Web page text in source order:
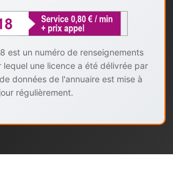
est un numéro de renseignements
lequel une licence a été délivrée par
données de l'annuaire est mise à
jour régulièrement.